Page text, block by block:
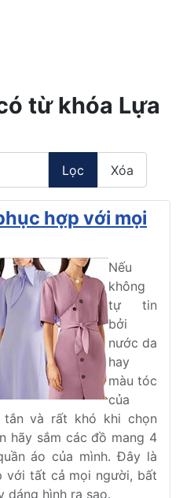
từ khóa Lựa
Lọc Xóa
hợp với mọi
Nếu
không
tự tin
bởi
nước da
hay
màu tóc
của
và rất khó khi chọn
hãy sắm các đồ mang 4
áo của mình. Đây là
với tất cả mọi người, bất
dáng hình ra sao.